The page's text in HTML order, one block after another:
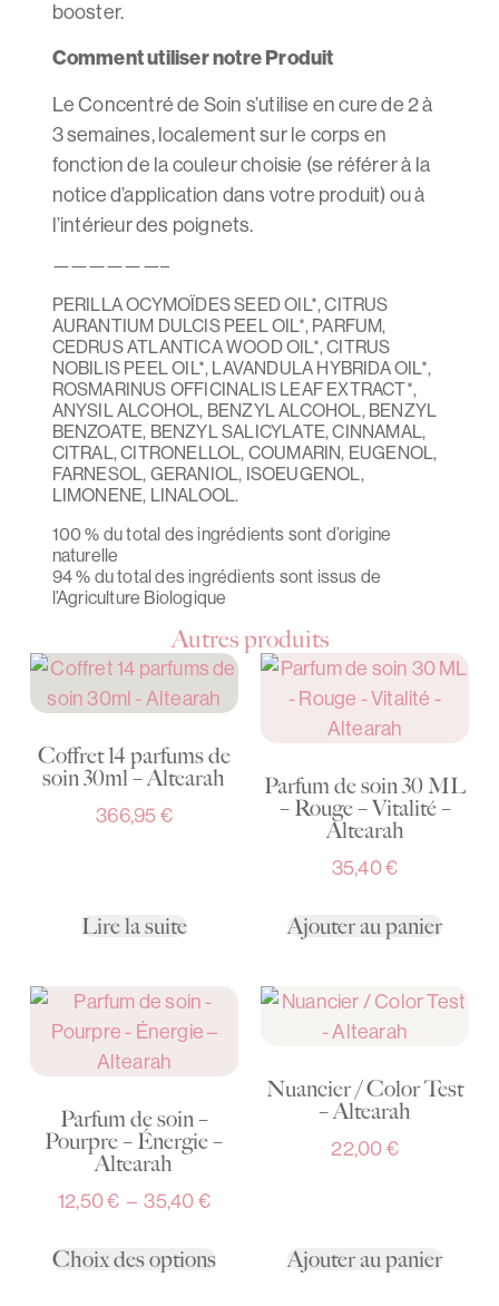
booster.
Comment utiliser notre Produit
Le Concentré de Soin s’utilise en cure de 2 à
3 semaines, localement sur le corps en
fonction de la couleur choisie (se référer à la
notice d’application dans votre produit) ou à
l’intérieur des poignets.
——————–
PERILLA OCYMOÏDES SEED OIL*, CITRUS
AURANTIUM DULCIS PEEL OIL*, PARFUM,
CEDRUS ATLANTICA WOOD OIL*, CITRUS
NOBILIS PEEL OIL*, LAVANDULA HYBRIDA OIL*,
ROSMARINUS OFFICINALIS LEAF EXTRACT*,
ANYSIL ALCOHOL, BENZYL ALCOHOL, BENZYL
BENZOATE, BENZYL SALICYLATE, CINNAMAL,
CITRAL, CITRONELLOL, COUMARIN, EUGENOL,
FARNESOL, GERANIOL, ISOEUGENOL,
LIMONENE, LINALOOL.
100 % du total des ingrédients sont d’origine
naturelle
94 % du total des ingrédients sont issus de
l’Agriculture Biologique
Autres produits
Coffret 14 parfums de
soin 30ml – Altearah
366,95€
Lire la suite
Parfum de soin 30 ML
– Rouge – Vitalité –
Altearah
35,40€
Ajouter au panier
Parfum de soin –
Pourpre – Énergie –
Altearah
12,50€ – 35,40€
Choix des options
Nuancier / Color Test
– Altearah
22,00€
Ajouter au panier